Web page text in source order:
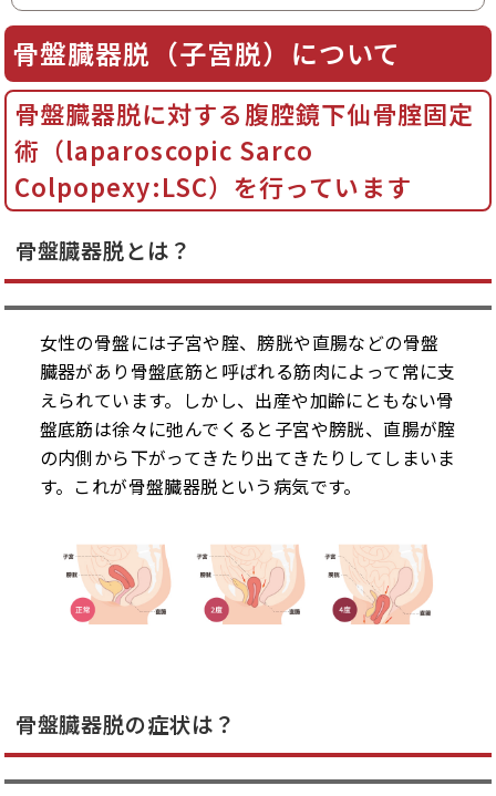
骨盤臓器脱（子宮脱）について
骨盤臓器脱に対する腹腔鏡下仙骨腟固定
術（laparoscopic Sarco
Colpopexy:LSC）を行っています
骨盤臓器脱とは？
女性の骨盤には子宮や腟、膀胱や直腸などの骨盤
臓器があり骨盤底筋と呼ばれる筋肉によって常に支
えられています。しかし、出産や加齢にともない骨
盤底筋は徐々に弛んでくると子宮や膀胱、直腸が腟
の内側から下がってきたり出てきたりしてしまいま
す。これが骨盤臓器脱という病気です。
骨盤臓器脱の症状は？